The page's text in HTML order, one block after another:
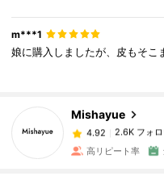
m***1
娘に購入しましたが、皮もそこ
Mishayue
4.92
4.92
p***9 は1日前 に購
高リピート率